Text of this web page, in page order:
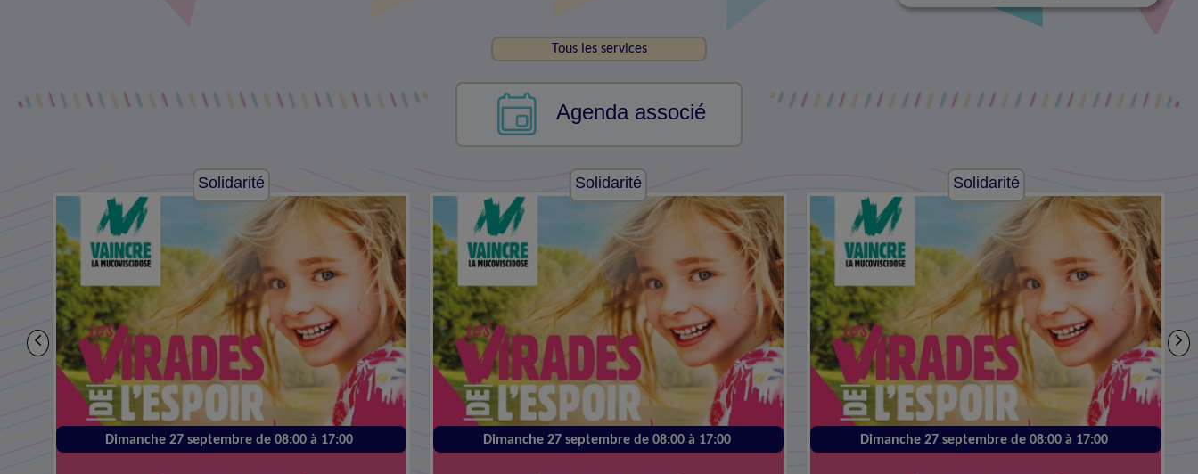
Tous les services
Agenda associé
Solidarité
Dimanche 27 septembre de 08:00 à 17:00
Solidarité
Dimanche 27 septembre de 08:00 à 17:00
Solidarité
Dimanche 27 septembre de 08:00 à 17:00